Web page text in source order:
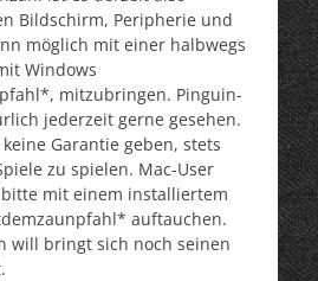
Bildschirm, Peripherie und
möglich mit einer halbwegs
Windows
mitzubringen. Pinguin-
jederzeit gerne gesehen.
Garantie geben, stets
zu spielen. Mac-User
mit einem installiertem
auftauchen.
will bringt sich noch seinen